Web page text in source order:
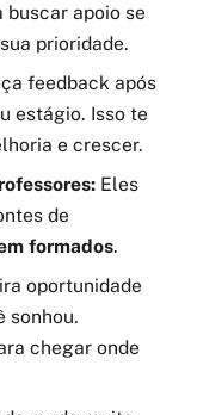
buscar apoio se
prioridade.
feedback após
estágio. Isso te
e crescer.
Eles
de
formados.
oportunidade
sonhou.
chegar onde